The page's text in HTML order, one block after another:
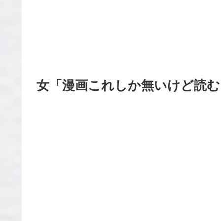
女「漫画これしか無いけど読